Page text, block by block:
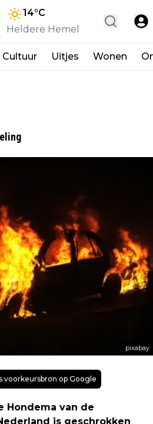
14°C
Heldere Hemel
Cultuur Uitjes Wonen
pixabay
voorkeursbron op Google
Hondema van de
is geschrokken